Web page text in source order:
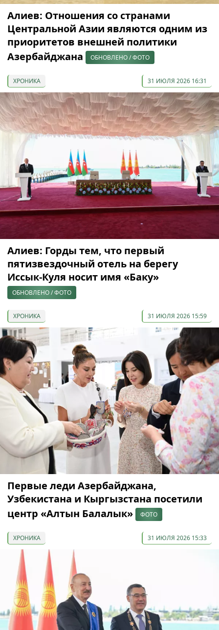
Алиев: Отношения со странами
Центральной Азии являются одним из
приоритетов внешней политики
Азербайджана
ОБНОВЛЕНО / ФОТО
ХРОНИКА 31 ИЮЛЯ 2026 16:31
Алиев: Горды тем, что первый
пятизвездочный отель на берегу
Иссык-Куля носит имя «Баку»
ОБНОВЛЕНО / ФОТО
ХРОНИКА 31 ИЮЛЯ 2026 15:59
Первые леди Азербайджана,
Узбекистана и Кыргызстана посетили
центр «Алтын Балалык»
ФОТО
ХРОНИКА 31 ИЮЛЯ 2026 15:33